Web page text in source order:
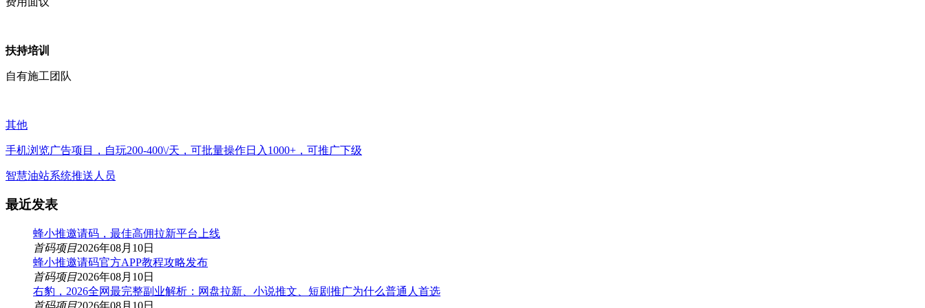
扶持培训
自有施工团队
其他
手机浏览广告项目，自玩200-400\/天，可批量操作日入1000+，可推广下级
智慧油站系统推送人员
最近发表
蜂小推邀请码，最佳高佣拉新平台上线
首码项目2026年08月10日
蜂小推邀请码官方APP教程攻略发布
首码项目2026年08月10日
右豹，2026全网最完整副业解析：网盘拉新、小说推文、短剧推广为什么普通人首选
首码项目2026年08月10日